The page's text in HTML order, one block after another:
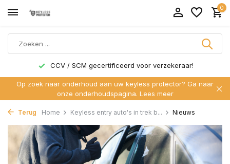
0
CCV / SCM gecertificeerd voor verzekeraar!
Op zoek naar onderhoud aan uw keyless protector? Ga naar
onze onderhoudspagina. Lees meer
Terug Home Keyless entry auto's in trek b... Nieuws